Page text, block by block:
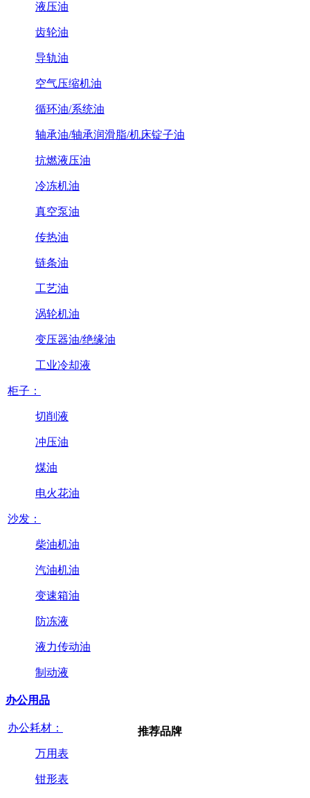
液压油
齿轮油
导轨油
空气压缩机油
循环油/系统油
轴承油/轴承润滑脂/机床锭子油
抗燃液压油
冷冻机油
真空泵油
传热油
链条油
工艺油
涡轮机油
变压器油/绝缘油
工业冷却液
柜子：
切削液
冲压油
煤油
电火花油
沙发：
柴油机油
汽油机油
变速箱油
防冻液
液力传动油
制动液
办公用品
办公耗材：
万用表
钳形表
推荐品牌